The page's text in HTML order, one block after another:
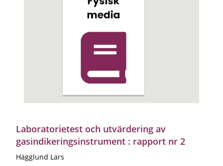
Laboratorietest och utvärdering av
gasindikeringsinstrument : rapport nr 2
Hägglund Lars